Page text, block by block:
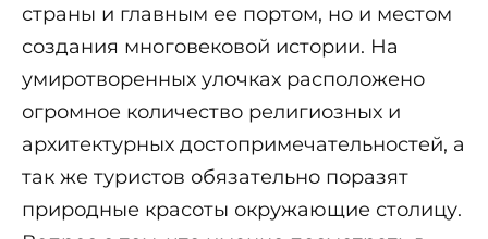
страны и главным ее портом, но и местом
создания многовековой истории. На
умиротворенных улочках расположено
огромное количество религиозных и
архитектурных достопримечательностей, а
так же туристов обязательно поразят
природные красоты окружающие столицу.